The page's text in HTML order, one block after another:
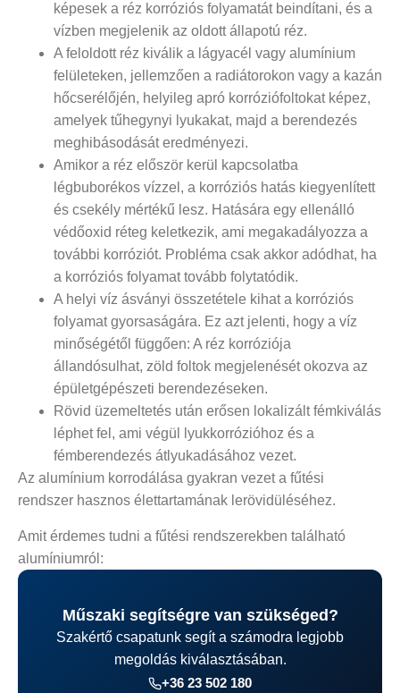
képesek a réz korróziós folyamatát beindítani, és a
vízben megjelenik az oldott állapotú réz.
A feloldott réz kiválik a lágyacél vagy alumínium
felületeken, jellemzően a radiátorokon vagy a kazán
hőcserélőjén, helyileg apró korróziófoltokat képez,
amelyek tűhegynyi lyukakat, majd a berendezés
meghibásodását eredményezi.
Amikor a réz először kerül kapcsolatba
légbuborékos vízzel, a korróziós hatás kiegyenlített
és csekély mértékű lesz. Hatására egy ellenálló
védőoxid réteg keletkezik, ami megakadályozza a
további korróziót. Probléma csak akkor adódhat, ha
a korróziós folyamat tovább folytatódik.
A helyi víz ásványi összetétele kihat a korróziós
folyamat gyorsaságára. Ez azt jelenti, hogy a víz
minőségétől függően: A réz korróziója
állandósulhat, zöld foltok megjelenését okozva az
épületgépészeti berendezéseken.
Rövid üzemeltetés után erősen lokalizált fémkiválás
léphet fel, ami végül lyukkorrózióhoz és a
fémberendezés átlyukadásához vezet.
Az alumínium korrodálása gyakran vezet a fűtési
rendszer hasznos élettartamának lerövidüléséhez.
Amit érdemes tudni a fűtési rendszerekben található
alumíniumról:
Műszaki segítségre van szükséged?
Szakértő csapatunk segít a számodra legjobb
megoldás kiválasztásában.
+36 23 502 180